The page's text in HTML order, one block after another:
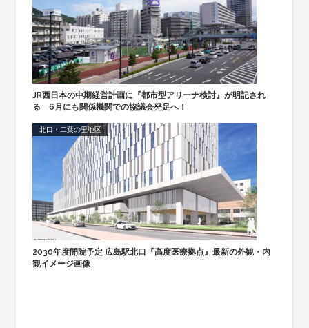
JR西日本の中期経営計画に『都市型アリーナ検討』が明記され
る 6月にも関係機関での協議会発足へ！
北口・二葉の里地区
2030年度開院予定 広島駅北口『高度医療拠点』最新の外観・内
観イメージ画像